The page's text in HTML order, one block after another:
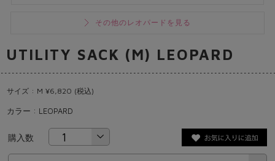
その他のレオパードを見る
UTILITY SACK (M) LEOPARD
サイズ : M ¥6,820 (税込)
カラー : LEOPARD
購入数